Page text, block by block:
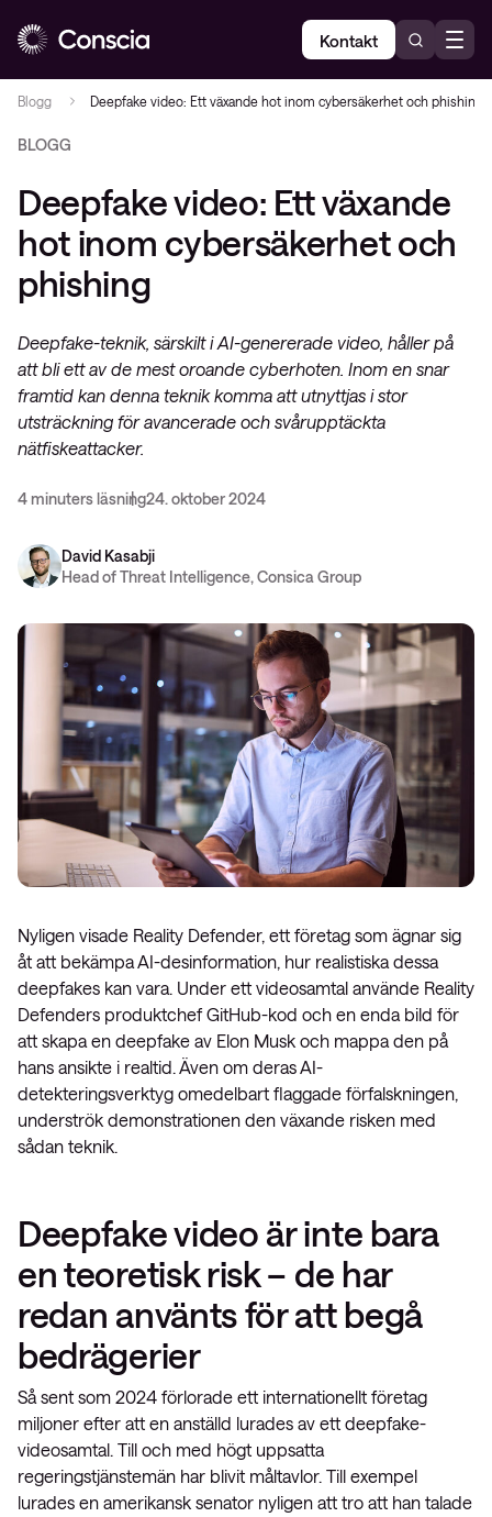
Kontakt
Blogg Deepfake video: Ett växande hot inom cybersäkerhet och phishing
BLOGG
Deepfake video: Ett växande
hot inom cybersäkerhet och
phishing
Deepfake-teknik, särskilt i AI-genererade video, håller på
att bli ett av de mest oroande cyberhoten. Inom en snar
framtid kan denna teknik komma att utnyttjas i stor
utsträckning för avancerade och svårupptäckta
nätfiskeattacker.
4 minuters läsning24. oktober 2024
David Kasabji
Head of Threat Intelligence, Consica Group
Nyligen visade Reality Defender, ett företag som ägnar sig
åt att bekämpa AI-desinformation, hur realistiska dessa
deepfakes kan vara. Under ett videosamtal använde Reality
Defenders produktchef GitHub-kod och en enda bild för
att skapa en deepfake av Elon Musk och mappa den på
hans ansikte i realtid. Även om deras AI-
detekteringsverktyg omedelbart flaggade förfalskningen,
underströk demonstrationen den växande risken med
sådan teknik.
Deepfake video är inte bara
en teoretisk risk – de har
redan använts för att begå
bedrägerier
Så sent som 2024 förlorade ett internationellt företag
miljoner efter att en anställd lurades av ett deepfake-
videosamtal. Till och med högt uppsatta
regeringstjänstemän har blivit måltavlor. Till exempel
lurades en amerikansk senator nyligen att tro att han talade